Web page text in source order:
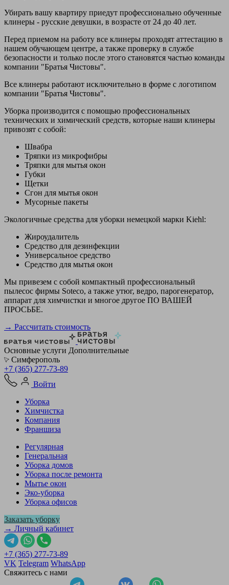
Убирать вашу квартиру приедут профессионально обученные
клинеры - русские девушки, в возрасте от 24 до 40 лет.
Перед приемом на работу все клинеры проходят аттестацию в
нашем обучающем центре, а также проверку в службе
безопасности и только после этого становятся частью команды
компании "Братья Чистовы".
Все клинеры работают исключительно в форме с логотипом
компании "Братья Чистовы".
Уборка производится с помощью профессиональных
технических и химический средств, которые наши клинеры
привозят с собой:
Швабра
Тряпки из микрофибры
Тряпки для мытья окон
Губки
Щетки
Сгон для мытья окон
Мусорные пакеты
Экологичные средства для уборки немецкой марки Kiehl:
Жироудалитель
Средство для дезинфекции
Универсальное средство
Средство для мытья окон
Мы привезем с собой компактный профессиональный
пылесос фирмы Soteco, а также утюг, ведро, парогенератор,
аппарат для химчистки и многое другое ПО ВАШЕЙ
ПРОСЬБЕ.
→ Рассчитать стоимость
Основные услуги Дополнительные
Симферополь
+7 (365) 277-73-89
Войти
Уборка
Химчистка
Компания
Франшиза
Регулярная
Генеральная
Уборка домов
Уборка после ремонта
Мытье окон
Эко-уборка
Уборка офисов
Заказать уборку
→ Личный кабинет
+7 (365) 277-73-89
VK Telegram WhatsApp
Свяжитесь с нами